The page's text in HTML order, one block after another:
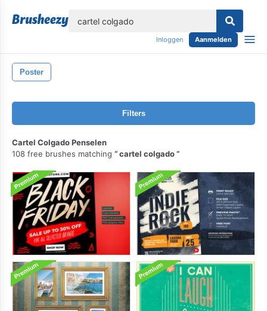
Inloggen Aanmelden
Poster
Filters
Cartel Colgado Penselen
108 free brushes matching
cartel colgado